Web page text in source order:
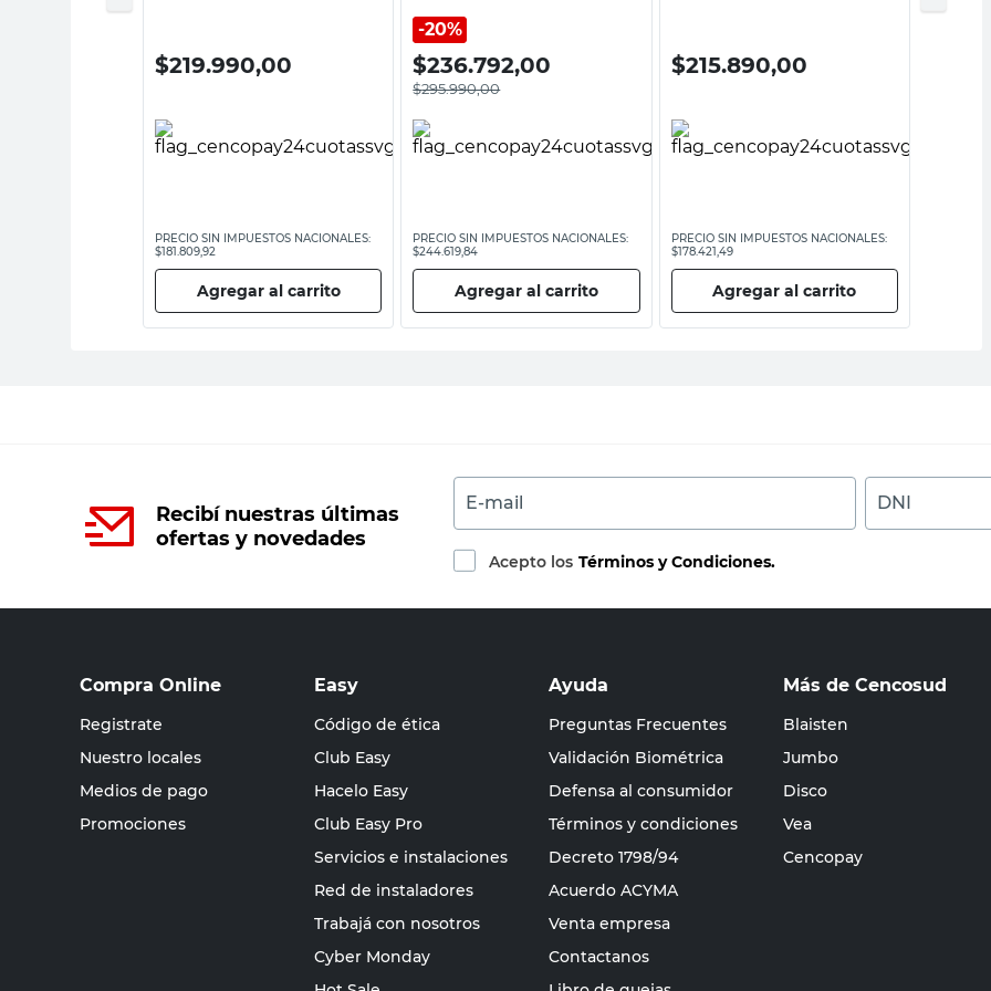
$219.990,00
PRECIO SIN IMPUESTOS NACIONALES:
$181.809,92
Agregar al carrito
20%
$236.792,00
$295.990,00
PRECIO SIN IMPUESTOS NACIONALES:
$244.619,84
Agregar al carrito
$215.890,00
PRECIO SIN IMPUESTOS NACIONALES:
$178.421,49
Agregar al carrito
Recibí nuestras últimas
ofertas y novedades
E-mail DNI
Acepto los Términos y Condiciones.
Compra Online
Registrate
Nuestro locales
Medios de pago
Promociones
Easy
Código de ética
Club Easy
Hacelo Easy
Club Easy Pro
Servicios e instalaciones
Red de instaladores
Trabajá con nosotros
Cyber Monday
Ayuda
Preguntas Frecuentes
Validación Biométrica
Defensa al consumidor
Términos y condiciones
Decreto 1798/94
Acuerdo ACYMA
Venta empresa
Contactanos
Más de Cencosud
Blaisten
Jumbo
Disco
Vea
Cencopay